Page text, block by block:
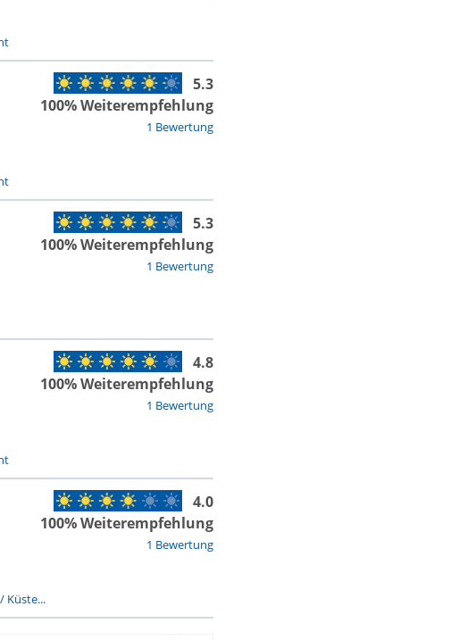
1 Bewertung
5.3
100% Weiterempfehlung
1 Bewertung
5.3
100% Weiterempfehlung
1 Bewertung
4.8
100% Weiterempfehlung
1 Bewertung
4.0
100% Weiterempfehlung
Küste...